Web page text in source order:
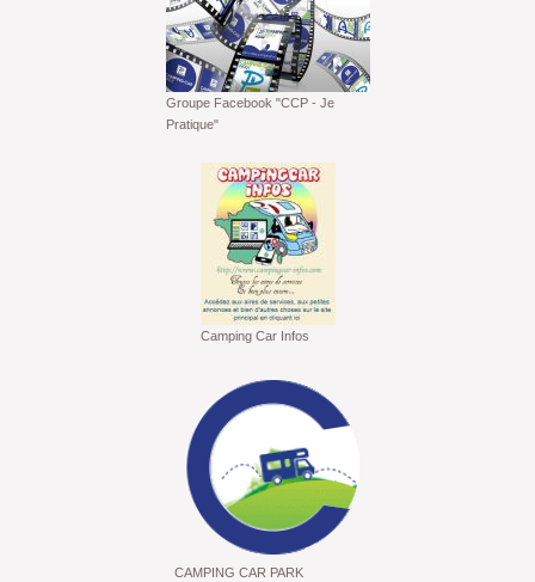
Groupe Facebook "CCP - Je
Pratique"
Camping Car Infos
CAMPING CAR PARK